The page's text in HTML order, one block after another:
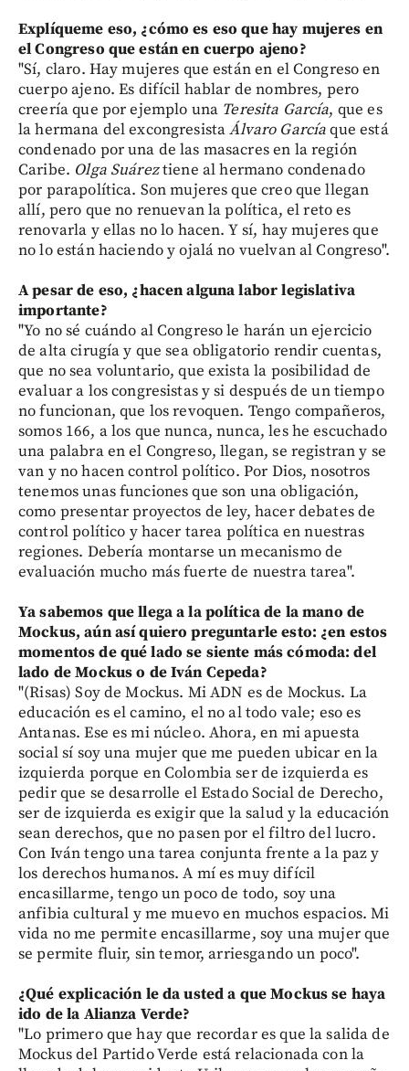
Explíqueme eso, ¿cómo es eso que hay mujeres en
el Congreso que están en cuerpo ajeno?
"Sí, claro. Hay mujeres que están en el Congreso en
cuerpo ajeno. Es difícil hablar de nombres, pero
creería que por ejemplo una Teresita García, que es
la hermana del excongresistaÁlvaro Garcíaque está
condenado por una de las masacres en la región
Caribe. Olga Suáreztiene al hermano condenado
por parapolítica. Son mujeres que creo que llegan
allí, pero que no renuevan la política, el reto es
renovarla y ellas no lo hacen. Y sí, hay mujeres que
no lo están haciendo y ojalá no vuelvan al Congreso".
A pesar de eso, ¿hacen alguna labor legislativa
importante?
"Yo no sé cuándo al Congreso le harán un ejercicio
de alta cirugía y que sea obligatorio rendir cuentas,
que no sea voluntario, que exista la posibilidad de
evaluar a los congresistas y si después de un tiempo
no funcionan, que los revoquen. Tengo compañeros,
somos 166, a los que nunca, nunca, les he escuchado
una palabra en el Congreso, llegan, se registran y se
van y no hacen control político. Por Dios, nosotros
tenemos unas funciones que son una obligación,
como presentar proyectos de ley, hacer debates de
control político y hacer tarea política en nuestras
regiones. Debería montarse un mecanismo de
evaluación mucho más fuerte de nuestra tarea".
Ya sabemos que llega a la política de la mano de
Mockus, aún así quiero preguntarle esto: ¿en estos
momentos de qué lado se siente más cómoda: del
lado de Mockus o de Iván Cepeda?
"(Risas) Soy de Mockus. Mi ADN es de Mockus. La
educación es el camino, el no al todo vale; eso es
Antanas. Ese es mi núcleo. Ahora, en mi apuesta
social sí soy una mujer que me pueden ubicar en la
izquierda porque en Colombia ser de izquierda es
pedir que se desarrolle el Estado Social de Derecho,
ser de izquierda es exigir que la salud y la educación
sean derechos, que no pasen por el filtro del lucro.
Con Iván tengo una tarea conjunta frente a la paz y
los derechos humanos. A mí es muy difícil
encasillarme, tengo un poco de todo, soy una
anfibia cultural y me muevo en muchos espacios. Mi
vida no me permite encasillarme, soy una mujer que
se permite fluir, sin temor, arriesgando un poco".
¿Qué explicación le da usted a que Mockus se haya
ido de la Alianza Verde?
"Lo primero que hay que recordar es que la salida de
Mockus del Partido Verde está relacionada con la